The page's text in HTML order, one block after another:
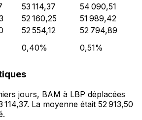
53 114,37
54 090,51
52 160,25
51 989,42
52 554,12
52 794,89
0,40% 0,51%
jours, BAM à LBP déplacées
114,37. La moyenne était 52 913,50